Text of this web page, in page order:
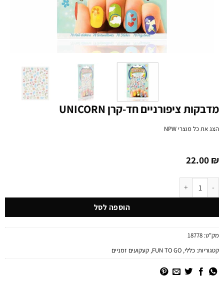
מדבקות ציפורניים חד-קרן UNICORN
הצג את כל מוצריNPW
22.00₪
כמות של מדבקות ציפורניים חד-קרן UNICORN
הוספה לסל
מק"ט:18778
קטגוריות:כללי,
FUN TO GO
,קעקועים זמניים